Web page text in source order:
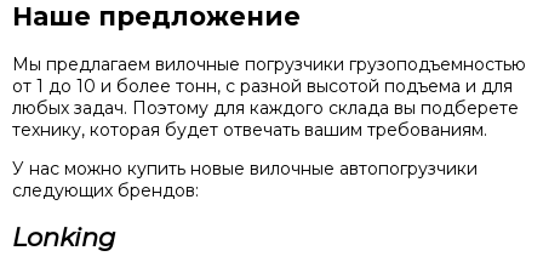
Наше предложение
Мы предлагаем вилочные погрузчики грузоподъемностью
от 1 до 10 и более тонн, с разной высотой подъема и для
любых задач. Поэтому для каждого склада вы подберете
технику, которая будет отвечать вашим требованиям.
У нас можно купить новые вилочные автопогрузчики
следующих брендов:
Lonking